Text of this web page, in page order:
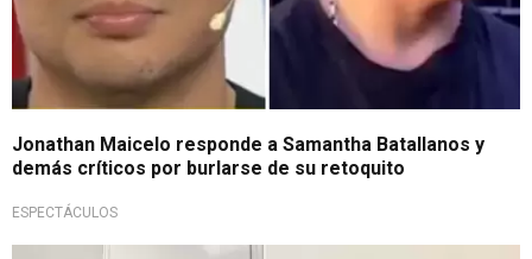
Jonathan Maicelo responde a Samantha Batallanos y
demás críticos por burlarse de su retoquito
ESPECTÁCULOS